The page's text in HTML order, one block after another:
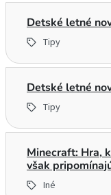
Detské letné
Tipy
Detské letné
Tipy
Minecraft: Hra,
však
Iné